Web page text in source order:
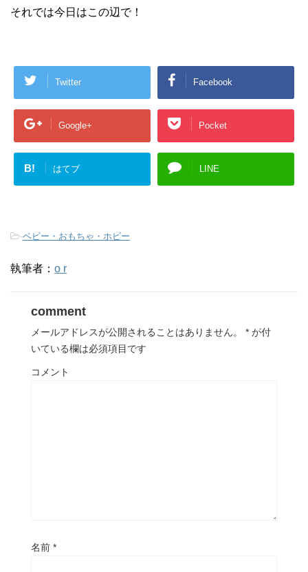
それでは今日はこの辺で！
Twitter Facebook
Google+ Pocket
B! はてブ LINE
-ベビー・おもちゃ・ホビー
執筆者： o r
comment
メールアドレスが公開されることはありません。 * が付
いている欄は必須項目です
コメント
名前 *